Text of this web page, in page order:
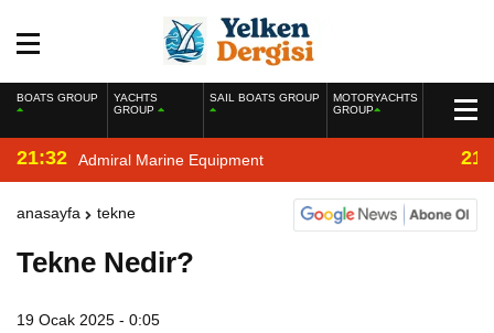
BOATS GROUP
YACHTS
GROUP
SAIL BOATS GROUP
MOTORYACHTS
GROUP
21:32 Admiral Marine Equipment
anasayfa tekne
Tekne Nedir?
19 Ocak 2025 - 0:05